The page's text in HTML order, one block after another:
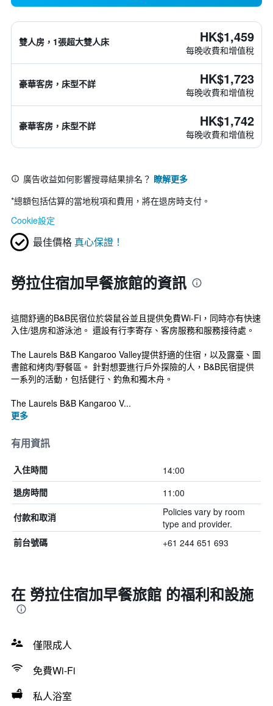
雙人房，1張超大雙人床 HK$1,459
每晚收費和增值稅
豪華客房，床型不詳 HK$1,723
每晚收費和增值稅
豪華客房，床型不詳 HK$1,742
每晚收費和增值稅
廣告收益如何影響搜尋結果排名？ 瞭解更多
*總額包括估算的當地稅項和費用，將在退房時支付。
Cookie設定
最佳價格 真心保證！
勞拉住宿加早餐旅館的資訊
這間舒適的B&B民宿位於袋鼠谷並且提供免費Wi-Fi，同時亦有快速
入住/退房和游泳池。 還設有行李寄存、客房服務和服務接待處。
The Laurels B&B Kangaroo Valley提供舒適的住宿，以及露臺、圖
書館和烤肉/野餐區。 針對想要進行戶外探險的人，B&B民宿提供
一系列的活動，包括健行、釣魚和獨木舟。
The Laurels B&B Kangaroo V...
更多
有用資訊
入住時間 14:00
退房時間 11:00
付款和取消
Policies vary by room
type and provider.
前台號碼 +61 244 651 693
在 勞拉住宿加早餐旅館 的福利和設施
僅限成人
免費Wi-Fi
私人浴室